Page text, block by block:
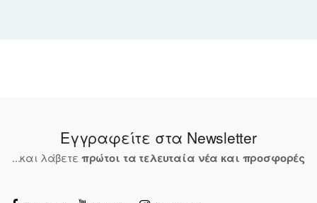
Εγγραφείτε στα Newsletter
...και λάβετε πρώτοι τα τελευταία νέα και προσφορές